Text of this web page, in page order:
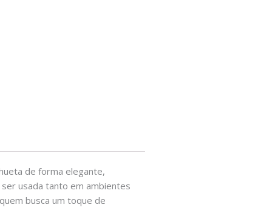
de forma elegante,
usada tanto em ambientes
busca um toque de